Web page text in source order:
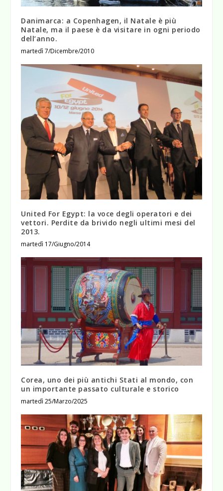
Danimarca: a Copenhagen, il Natale è più
Natale, ma il paese è da visitare in ogni periodo
dell’anno.
martedì 7/Dicembre/2010
United For Egypt: la voce degli operatori e dei
vettori. Perdite da brivido negli ultimi mesi del
2013.
martedì 17/Giugno/2014
Corea, uno dei più antichi Stati al mondo, con
un importante passato culturale e storico
martedì 25/Marzo/2025